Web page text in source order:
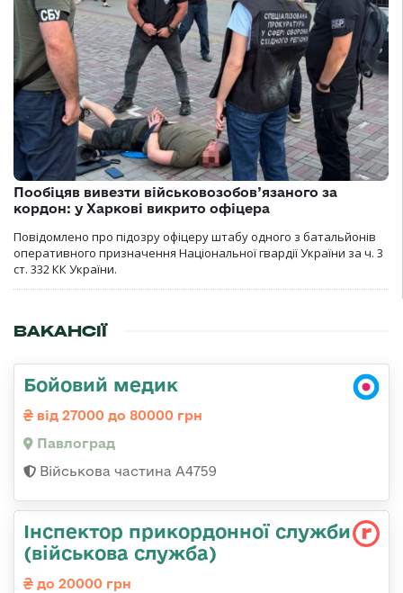
Пообіцяв вивезти військовозобов’язаного за
кордон: у Харкові викрито офіцера
Повідомлено про підозру офіцеру штабу одного з батальйонів
оперативного призначення Національної гвардії України за ч. 3
ст. 332 КК України.
ВАКАНСІЇ
Бойовий медик
від 27000 до 80000 грн
Павлоград
Військова частина А4759
Інспектор прикордонної служби
(військова служба)
до 20000 грн